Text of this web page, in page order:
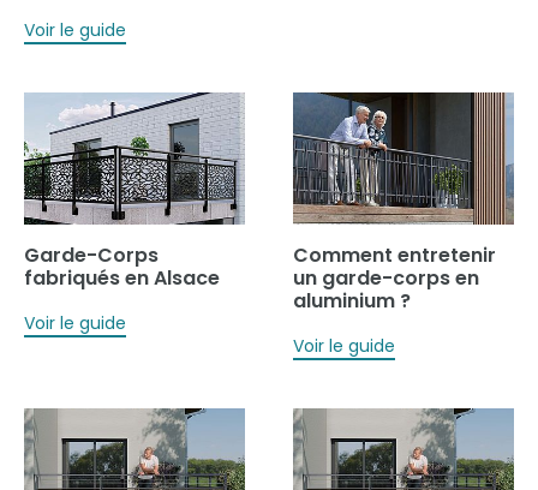
Voir le guide
Garde-Corps
fabriqués en Alsace
Voir le guide
Comment entretenir
un garde-corps en
aluminium ?
Voir le guide